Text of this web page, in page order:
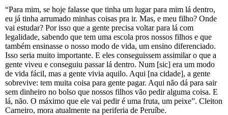
“Para mim, se hoje falasse que tinha um lugar para mim lá dentro,
eu já tinha arrumado minhas coisas pra ir. Mas, e meu filho? Onde
vai estudar? Por isso que a gente precisa voltar para lá com
legalidade, sabendo que tem uma escola pros nossos filhos e que
também ensinasse o nosso modo de vida, um ensino diferenciado.
Isso seria muito importante. E eles conseguissem assimilar o que a
gente viveu e conseguiu passar lá dentro. Num [sic] era um modo
de vida fácil, mas a gente vivia aquilo. Aqui [na cidade], a gente
sobrevive: tem muita coisa para gente pagar. Aqui não dá para sair
sem dinheiro no bolso que nossos filhos vão pedir alguma coisa. E
lá, não. O máximo que ele vai pedir é uma fruta, um peixe”. Cleiton
Carneiro, mora atualmente na periferia de Peruíbe.